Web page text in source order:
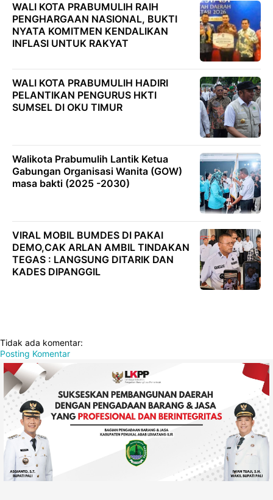
WALI KOTA PRABUMULIH RAIH
PENGHARGAAN NASIONAL, BUKTI
NYATA KOMITMEN KENDALIKAN
INFLASI UNTUK RAKYAT
WALI KOTA PRABUMULIH HADIRI
PELANTIKAN PENGURUS HKTI
SUMSEL DI OKU TIMUR
Walikota Prabumulih Lantik Ketua
Gabungan Organisasi Wanita (GOW)
masa bakti (2025 -2030)
VIRAL MOBIL BUMDES DI PAKAI
DEMO,CAK ARLAN AMBIL TINDAKAN
TEGAS : LANGSUNG DITARIK DAN
KADES DIPANGGIL
Tidak ada komentar:
Posting Komentar